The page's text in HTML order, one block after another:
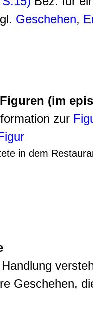
Geschehen,
(im
zur
in dem
Geschehen,